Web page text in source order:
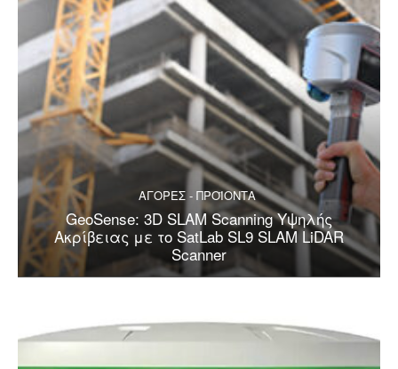
ΑΓΟΡΕΣ - ΠΡΟΪΟΝΤΑ
GeoSense: 3D SLAM Scanning Υψηλής
Ακρίβειας με το SatLab SL9 SLAM LiDAR
Scanner